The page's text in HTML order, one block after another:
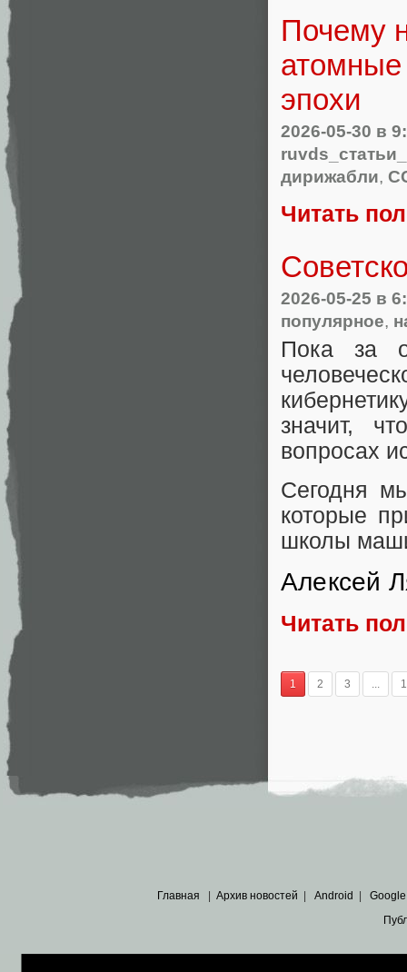
Почему
атомные
эпохи
2026-05-30 в
дирижабли,
Читать
2026-05-25 в
популярное,
Пока за
значит,
вопросах
Сегодня
которые
школы
Алексей
Читать
1 2 3
Главная Архив новостей Android Google